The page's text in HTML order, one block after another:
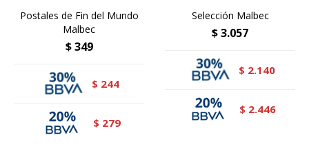
Postales de Fin del Mundo
Malbec
$ 349
$ 244
$ 279
Selección Malbec
$3.057
$ 2.140
$ 2.446